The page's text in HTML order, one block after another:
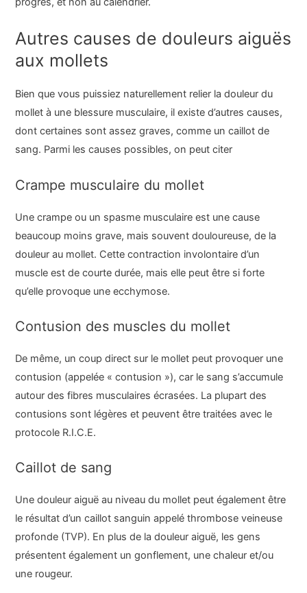
Autres causes de douleurs aiguës
aux mollets
Bien que vous puissiez naturellement relier la douleur du
mollet à une blessure musculaire, il existe d’autres causes,
dont certaines sont assez graves, comme un caillot de
sang. Parmi les causes possibles, on peut citer
Crampe musculaire du mollet
Une crampe ou un spasme musculaire est une cause
beaucoup moins grave, mais souvent douloureuse, de la
douleur au mollet. Cette contraction involontaire d’un
muscle est de courte durée, mais elle peut être si forte
qu’elle provoque une ecchymose.
Contusion des muscles du mollet
De même, un coup direct sur le mollet peut provoquer une
contusion (appelée « contusion »), car le sang s’accumule
autour des fibres musculaires écrasées. La plupart des
contusions sont légères et peuvent être traitées avec le
protocole R.I.C.E.
Caillot de sang
Une douleur aiguë au niveau du mollet peut également être
le résultat d’un caillot sanguin appelé thrombose veineuse
profonde (TVP). En plus de la douleur aiguë, les gens
présentent également un gonflement, une chaleur et/ou
une rougeur.